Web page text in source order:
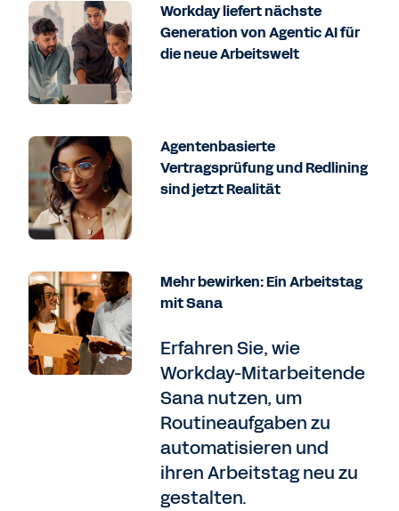
Workday liefert nächste
Generation von Agentic AI für
die neue Arbeitswelt
Agentenbasierte
Vertragsprüfung und Redlining
sind jetzt Realität
Mehr bewirken: Ein Arbeitstag
mit Sana
Erfahren Sie, wie
Workday-Mitarbeitende
Sana nutzen, um
Routineaufgaben zu
automatisieren und
ihren Arbeitstag neu zu
gestalten.